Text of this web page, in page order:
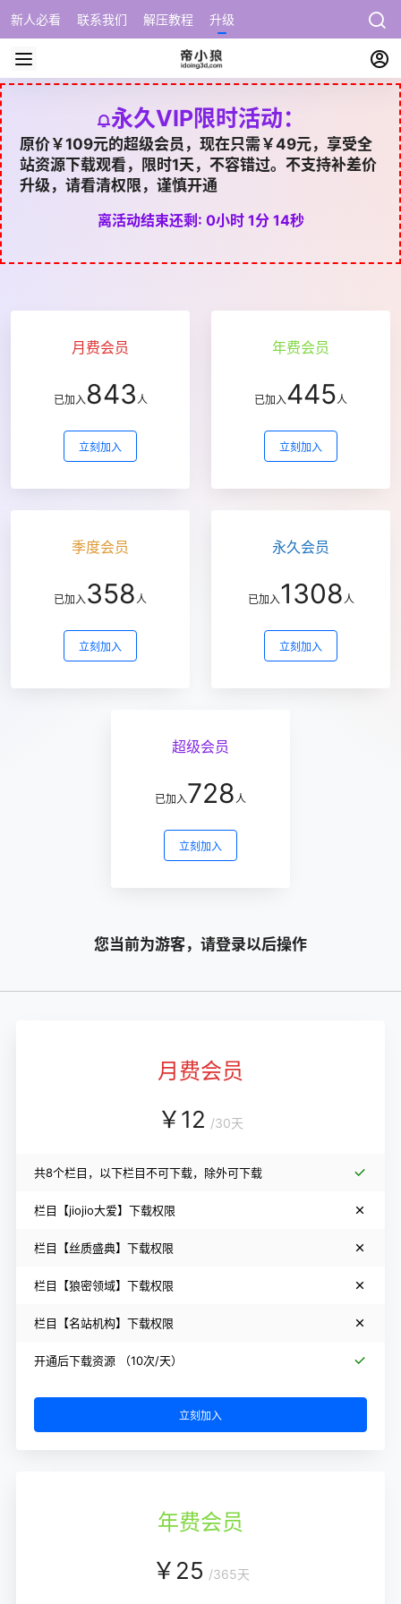
新人必看 联系我们 解压教程 升级
永久VIP限时活动：
原价￥109元的超级会员，现在只需￥49元，享受全
站资源下载观看，限时1天，不容错过。不支持补差价
升级，请看清权限，谨慎开通
离活动结束还剩: 0小时 1分 13秒
月费会员
已加入843人
立刻加入
年费会员
已加入445人
立刻加入
季度会员
已加入358人
立刻加入
永久会员
已加入1308人
立刻加入
超级会员
已加入728人
立刻加入
您当前为游客，请登录以后操作
月费会员
￥12 /30天
共8个栏目，以下栏目不可下载，除外可下载
栏目【jiojio大爱】下载权限
栏目【丝质盛典】下载权限
栏目【狼密领域】下载权限
栏目【名站机构】下载权限
开通后下载资源 （10次/天）
立刻加入
年费会员
￥ 25 /365天